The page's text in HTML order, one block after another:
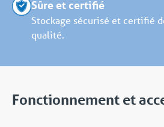
Sûre et certifié
Stockage sécurisé et certifié
qualité.
Fonctionnement et